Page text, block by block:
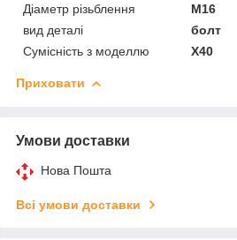
Діаметр різьблення
М16
вид деталі
болт
Сумісність з моделлю
X40
Приховати
Умови доставки
Нова Пошта
Всі умови доставки